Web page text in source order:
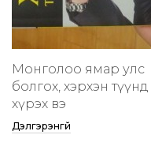
Монголоо ямар улс
болгох, хэрхэн түүнд
хүрэх вэ
Дэлгэрэнгүй